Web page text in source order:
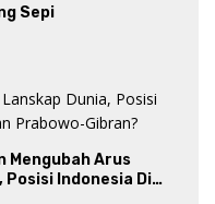
Sepi
Mengubah Arus
Posisi Indonesia Di